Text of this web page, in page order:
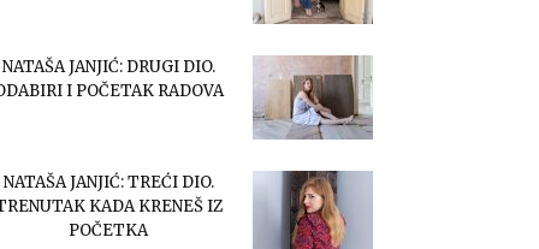
NATAŠA JANJIĆ: DRUGI DIO.
I POČETAK RADOVA
NATAŠA JANJIĆ: TREĆI DIO.
KADA KRENEŠ IZ
POČETKA